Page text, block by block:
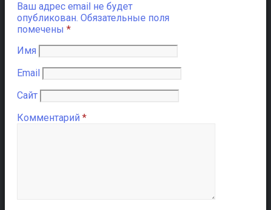
Ваш адрес email не будет
опубликован. Обязательные поля
помечены *
Имя
Email
Сайт
Комментарий *